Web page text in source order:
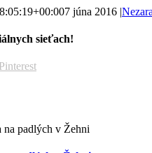
7 júna 2016 |
sieťach!
Pinterest